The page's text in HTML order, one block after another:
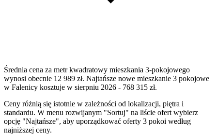
Średnia cena za metr kwadratowy mieszkania 3-pokojowego
wynosi obecnie 12 989 zł. Najtańsze nowe mieszkanie 3 pokojowe
w Falenicy kosztuje w sierpniu 2026 - 768 315 zł.
Ceny różnią się istotnie w zależności od lokalizacji, piętra i
standardu. W menu rozwijanym "Sortuj" na liście ofert wybierz
opcję "Najtańsze", aby uporządkować oferty 3 pokoi według
najniższej ceny.